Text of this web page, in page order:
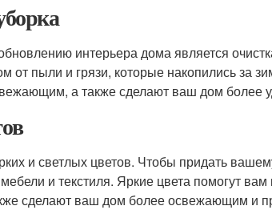
интерьера дома является
от пыли и грязи, которые накопились за
а также сделают ваш дом более
и светлых цветов. Чтобы придать
и текстиля. Яркие цвета помогут
сделают ваш дом более освежающим и